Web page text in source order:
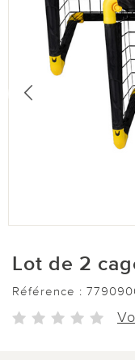
Lot de 2
Référence :